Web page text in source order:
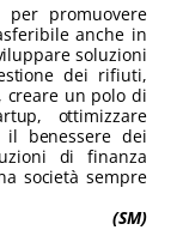
per promuovere
anche in
soluzioni
dei rifiuti,
creare un polo di
ottimizzare
benessere dei
di finanza
società sempre
(SM)